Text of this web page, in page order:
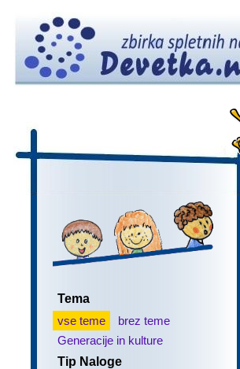
Tema
vse teme
brez teme
Generacije in kulture
Tip Naloge